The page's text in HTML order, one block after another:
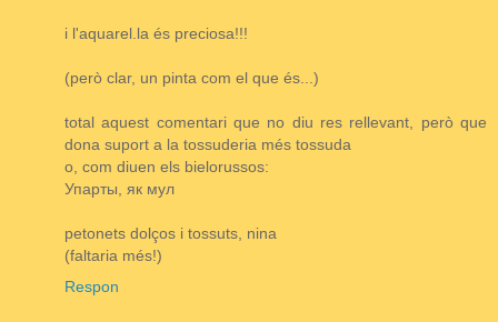
i l'aquarel.la és preciosa!!!
(però clar, un pinta com el que és...)
total aquest comentari que no diu res rellevant, però que
dona suport a la tossuderia més tossuda
o, com diuen els bielorussos:
Упарты, як мул
petonets dolços i tossuts, nina
(faltaria més!)
Respon